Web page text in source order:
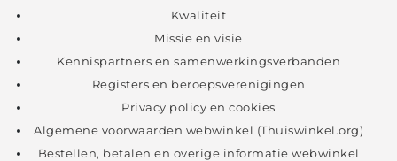
Kwaliteit
Missie en visie
Kennispartners en samenwerkingsverbanden
Registers en beroepsverenigingen
Privacy policy en cookies
Algemene voorwaarden webwinkel (Thuiswinkel.org)
Bestellen, betalen en overige informatie webwinkel